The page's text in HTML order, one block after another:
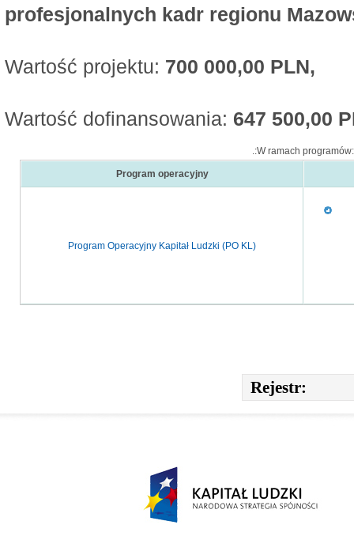
profesjonalnych kadr regionu
Wartość projektu: 700 000,00 PLN,
Wartość dofinansowania: 647 500,00
.:W ramach
Program operacyjny
Program Operacyjny Kapitał Ludzki (PO KL)
Rejestr: